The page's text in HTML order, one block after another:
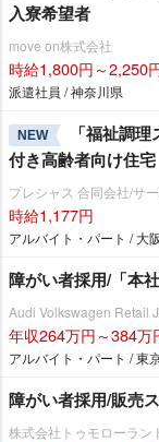
入寮希望者
move on株式会社
時給1,800円～2,250
派遣社員 / 神奈川県
NEW
「福祉調
付き高齢者向け住宅
プレシャス 合同会社/サ
時給1,177円
アルバイト・パート / 大
障がい者採用/「本
Audi Volkswagen Retail
年収264万円～384万
アルバイト・パート / 東
障がい者採用/販売
株式会社トゥモローラン